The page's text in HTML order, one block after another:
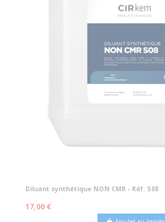
Diluant synthétique NON CMR - Réf. S08
17,00 €